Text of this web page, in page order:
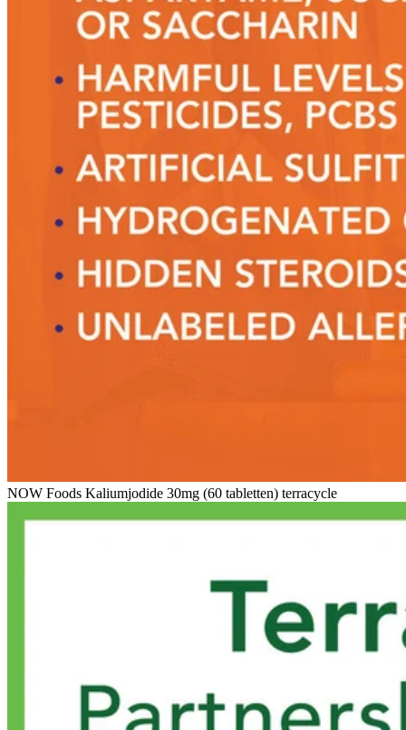
NOW Foods Kaliumjodide 30mg (60 tabletten) terracycle